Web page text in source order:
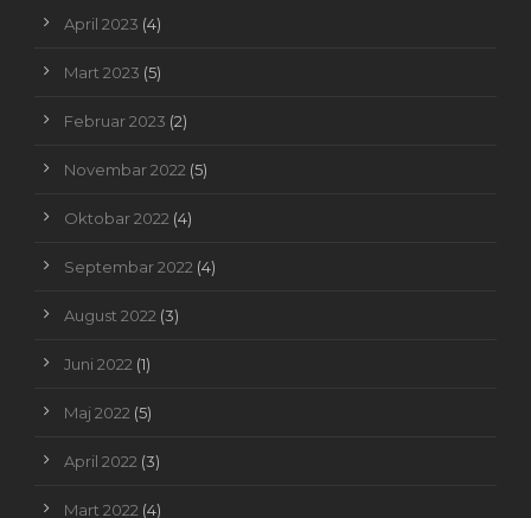
April 2023 (4)
Mart 2023 (5)
Februar 2023 (2)
Novembar 2022 (5)
Oktobar 2022 (4)
Septembar 2022 (4)
August 2022 (3)
Juni 2022 (1)
Maj 2022 (5)
April 2022 (3)
Mart 2022 (4)